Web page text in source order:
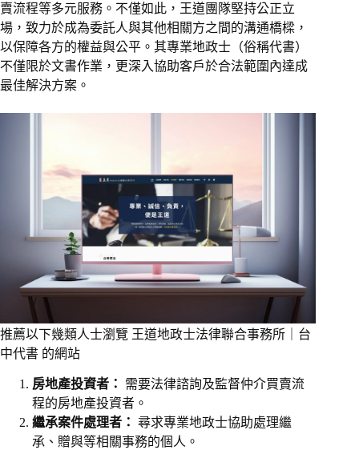
賣流程等多元服務。不僅如此，王道團隊堅持公正立
場，致力於成為委託人與其他相關方之間的溝通橋樑，
以保障各方的權益與公平。其專業地政士（俗稱代書）
不僅限於文書作業，更深入協助客戶於合法範圍內達成
最佳解決方案。
推薦以下幾類人士瀏覽 王道地政士法律聯合事務所｜台
中代書 的網站
房地產投資者：
需要法律諮詢及監督仲介買賣流
程的房地產投資者。
繼承案件處理者： 尋求專業地政士協助處理繼
承、贈與等相關事務的個人。